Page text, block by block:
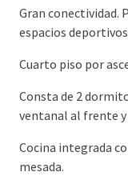
Gran conectividad.
espacios
Cuarto piso por
Consta de 2
ventanal al frente
Cocina integrada
mesada.